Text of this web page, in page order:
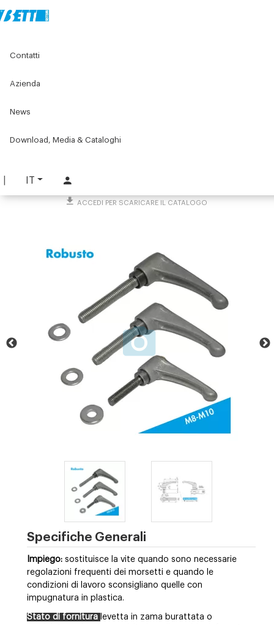
IT
Contatti
Azienda
News
Download, Media & Cataloghi
Accessori per elementi di serraggio
Levette a ripresa in zama
ACCEDI PER SCARICARE IL CATALOGO
Specifiche Generali
Impiego: sostituisce la vite quando sono necessarie
regolazioni frequenti dei morsetti e quando le
condizioni di lavoro sconsigliano quelle con
impugnatura in plastica.
Stato di fornitura levetta in zama burattata o